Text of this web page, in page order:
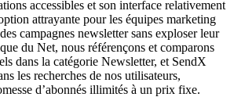
accessibles et son interface relativement
attrayante pour les équipes marketing
campagnes newsletter sans exploser leur
du Net, nous référençons et comparons
dans la catégorie Newsletter, et SendX
les recherches de nos utilisateurs,
d’abonnés illimités à un prix fixe.